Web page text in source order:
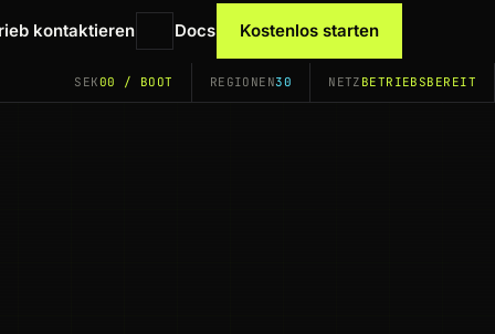
kontaktieren Docs Kostenlos starten
SEK00 / BOOT REGIONEN30 NETZ BETRIEBSBEREIT